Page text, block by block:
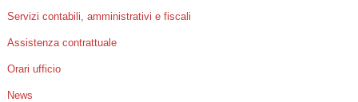
Servizi contabili, amministrativi e fiscali
Assistenza contrattuale
Orari ufficio
News